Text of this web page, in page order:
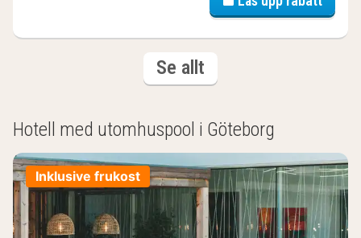
Se allt
Hotell med utomhuspool i Göteborg
Inklusive frukost